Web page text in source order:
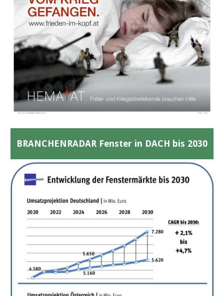
BRANCHENRADAR Fenster in DACH bis 2030